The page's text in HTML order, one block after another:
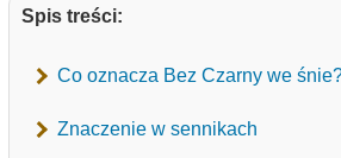
Spis treści:
Co oznacza Bez Czarny we
Znaczenie w sennikach